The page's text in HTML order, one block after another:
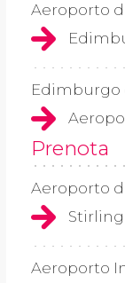
Aeroporto
Edimburgo
Prenota
Aeroporto
Stirling
Aeroporto